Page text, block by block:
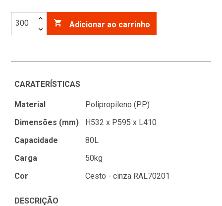
 Adicionar ao carrinho
CARATERÍSTICAS
Material
Polipropileno (PP)
Dimensões (mm)
H532 x P595 x L410
Capacidade
80L
Carga
50kg
Cor
Cesto - cinza RAL70201
DESCRIÇÃO